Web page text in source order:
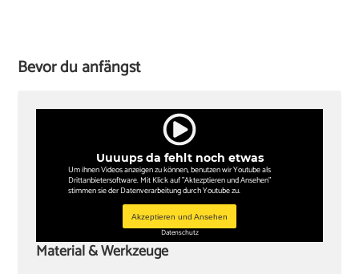
Bevor du anfängst
Uuuups da fehlt noch etwas
Um ihnen Videos anzeigen zu können, benutzen wir Youtube als
Drittanbietersoftware. Mit Klick auf "Aktezptieren und Ansehen"
stimmen sie der Datenverarbeitung durch Youtube zu.
Akzeptieren und Ansehen
Datenschutz
Material & Werkzeuge